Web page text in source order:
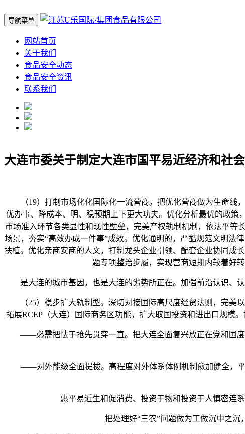
导航菜单
网站首页
关于我们
食品安全动态
食品安全资讯
联系我们
大连市委关于制定大连市国平易近经济和社
（19）打制市场化化国际化一流营商。把优化营商做为生命线，
优办事、降成本、明、稳预期上下更大功夫。优化分析最优的政策
市场准入环节各类显性和现性壁垒，完美产权轨制机制，依法平等
场景，夯实“高效办成一件事”成效。优化通明的，严酷规范文明法
扶植。优化亲商安商的人文，打制龙头企业引领、配套企业协同成
题专项整治步履，实现营商短期内较着好
是大连的城市基因，也是大连的劣势所正在。加强前沿认识、认
（25）稳步扩大轨制型。深切对接国际高尺度经贸法则，完美以
拓展RCEP（大连）国际商务区功能，扩大取国投资和进出口规模
——必需把怯于抢先贯穿一直。把大连全面复兴放正在党和国度
——对外能级全面提拔。高程度对外体系体例机制愈加健全，平
惠平易近生和促消费、投资于物和投资于人慎密连系
把处理好“三农”问题做为工做沉中之沉